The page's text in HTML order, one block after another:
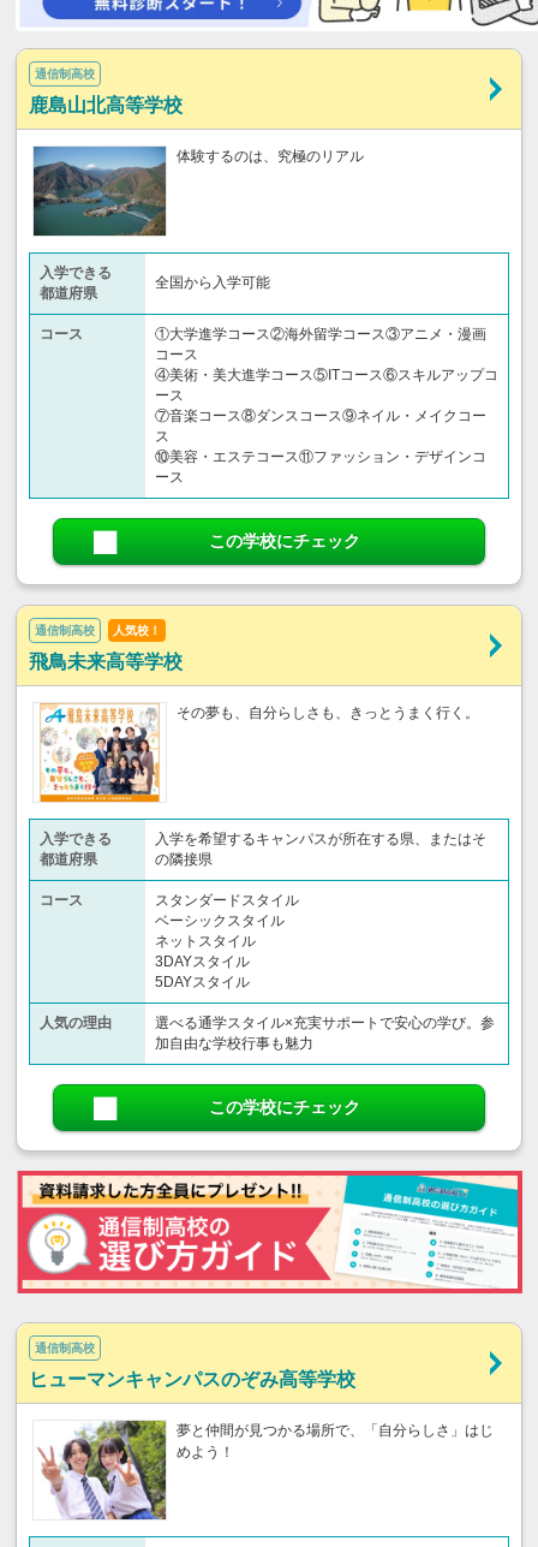
通信制高校
鹿島山北高等学校
体験するのは、究極のリアル
入学できる
都道府県
全国から入学可能
コース
①大学進学コース②海外留学コース③アニメ・漫画
コース
④美術・美大進学コース⑤ITコース⑥スキルアップコ
ース
⑦音楽コース⑧ダンスコース⑨ネイル・メイクコー
ス
⑩美容・エステコース⑪ファッション・デザインコ
ース
この学校にチェック
通信制高校 人気校！
飛鳥未来高等学校
その夢も、自分らしさも、きっとうまく行く。
入学できる
都道府県
入学を希望するキャンパスが所在する県、またはそ
の隣接県
コース
スタンダードスタイル
ベーシックスタイル
ネットスタイル
3DAYスタイル
5DAYスタイル
人気の理由
選べる通学スタイル×充実サポートで安心の学び。参
加自由な学校行事も魅力
この学校にチェック
通信制高校
ヒューマンキャンパスのぞみ高等学校
夢と仲間が見つかる場所で、「自分らしさ」はじ
めよう！